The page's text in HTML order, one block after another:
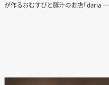
が作るおむすびと豚汁のお店「daria by